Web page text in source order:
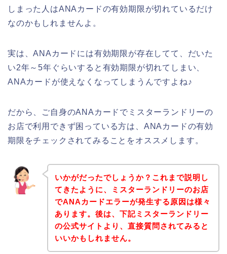
しまった人はANAカードの有効期限が切れているだけ
なのかもしれませんよ。
実は、ANAカードには有効期限が存在してて、だいた
い2年～5年ぐらいすると有効期限が切れてしまい、
ANAカードが使えなくなってしまうんですよね♪
だから、ご自身のANAカードでミスターランドリーの
お店で利用できず困っている方は、ANAカードの有効
期限をチェックされてみることをオススメします。
いかがだったでしょうか？これまで説明し
てきたように、ミスターランドリーのお店
でANAカードエラーが発生する原因は様々
あります。後は、下記ミスターランドリー
の公式サイトより、直接質問されてみると
いいかもしれません。